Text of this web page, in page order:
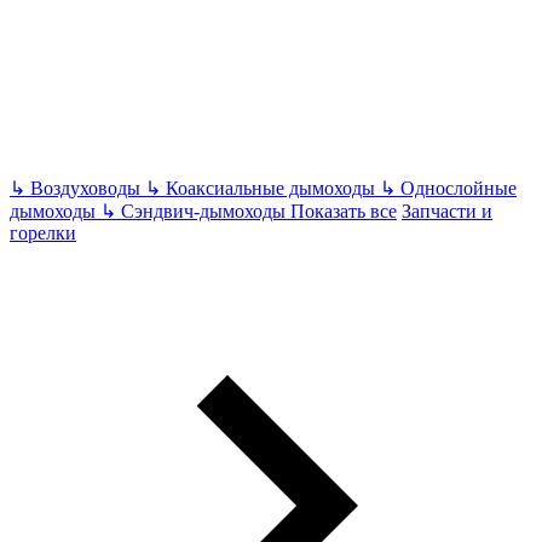
↳ Воздуховоды ↳ Коаксиальные дымоходы ↳ Однослойные
дымоходы ↳ Сэндвич-дымоходы Показать все Запчасти и
горелки